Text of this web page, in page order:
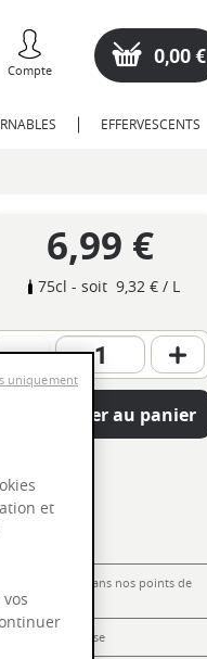
Compte
0,00 €
EFFERVESCENTS
6,99 €
75cl - soit 9,32 €/ L
Ajouter au panier
offerte dans nos points de
anti-casse
et
uniquement